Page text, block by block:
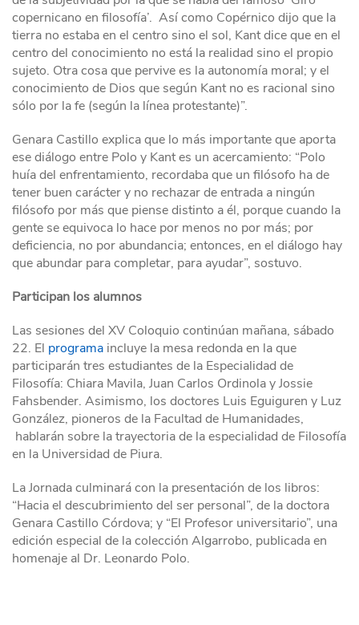
copernicano en filosofía’. Así como Copérnico dijo que la
tierra no estaba en el centro sino el sol, Kant dice que en el
centro del conocimiento no está la realidad sino el propio
sujeto. Otra cosa que pervive es la autonomía moral; y el
conocimiento de Dios que según Kant no es racional sino
sólo por la fe (según la línea protestante)”.
Genara Castillo explica que lo más importante que aporta
ese diálogo entre Polo y Kant es un acercamiento: “Polo
huía del enfrentamiento, recordaba que un filósofo ha de
tener buen carácter y no rechazar de entrada a ningún
filósofo por más que piense distinto a él, porque cuando la
gente se equivoca lo hace por menos no por más; por
deficiencia, no por abundancia; entonces, en el diálogo hay
que abundar para completar, para ayudar”, sostuvo.
Participan los alumnos
Las sesiones del XV Coloquio continúan mañana, sábado
22. El programa incluye la mesa redonda en la que
participarán tres estudiantes de la Especialidad de
Filosofía: Chiara Mavila, Juan Carlos Ordinola y Jossie
Fahsbender. Asimismo, los doctores Luis Eguiguren y Luz
González, pioneros de la Facultad de Humanidades,
hablarán sobre la trayectoria de la especialidad de Filosofía
en la Universidad de Piura.
La Jornada culminará con la presentación de los libros:
“Hacia el descubrimiento del ser personal”, de la doctora
Genara Castillo Córdova; y “El Profesor universitario”, una
edición especial de la colección Algarrobo, publicada en
homenaje al Dr. Leonardo Polo.